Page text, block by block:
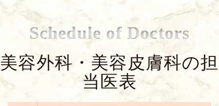
Schedule of Doctors
美容外科・美容皮膚科の担
当医表